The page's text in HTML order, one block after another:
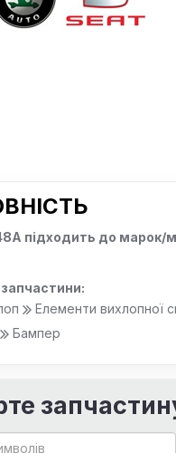
підходить до марок/
Елементи вихлопної
Бампер